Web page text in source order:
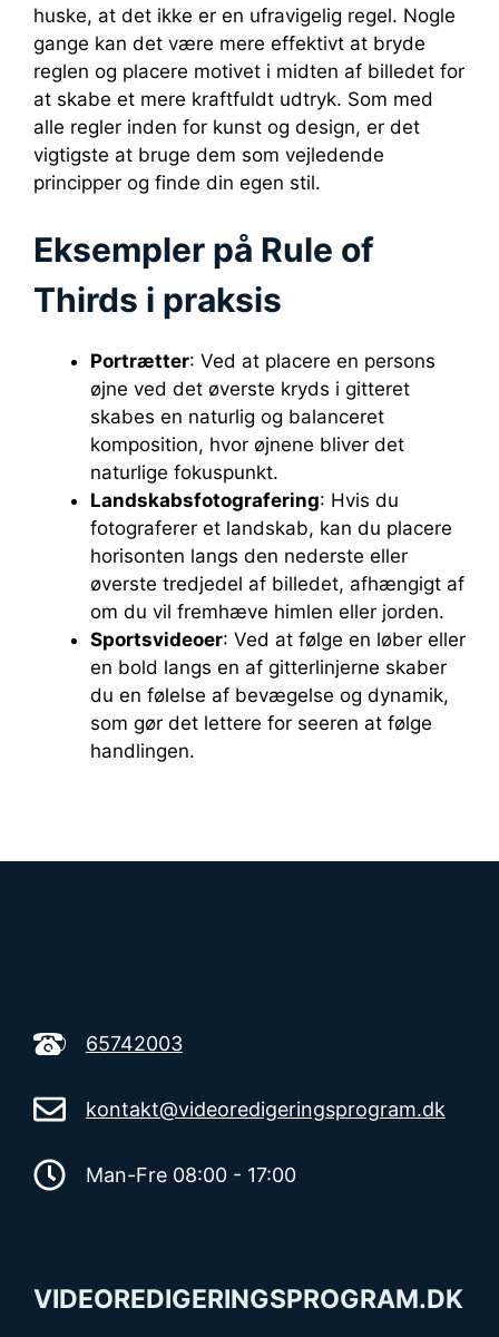
huske, at det ikke er en ufravigelig regel. Nogle
gange kan det være mere effektivt at bryde
reglen og placere motivet i midten af billedet for
at skabe et mere kraftfuldt udtryk. Som med
alle regler inden for kunst og design, er det
vigtigste at bruge dem som vejledende
principper og finde din egen stil.
Eksempler på Rule of
Thirds i praksis
Portrætter: Ved at placere en persons
øjne ved det øverste kryds i gitteret
skabes en naturlig og balanceret
komposition, hvor øjnene bliver det
naturlige fokuspunkt.
Landskabsfotografering: Hvis du
fotograferer et landskab, kan du placere
horisonten langs den nederste eller
øverste tredjedel af billedet, afhængigt af
om du vil fremhæve himlen eller jorden.
Sportsvideoer: Ved at følge en løber eller
en bold langs en af gitterlinjerne skaber
du en følelse af bevægelse og dynamik,
som gør det lettere for seeren at følge
handlingen.
65742003
kontakt@videoredigeringsprogram.dk
Man-Fre 08:00 - 17:00
VIDEOREDIGERINGSPROGRAM.DK